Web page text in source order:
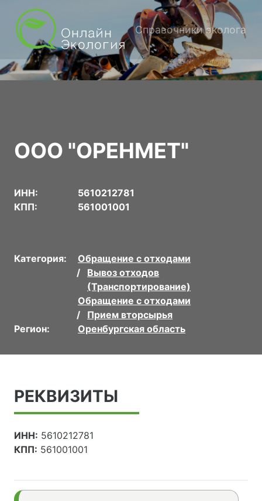
Справочники эколога
ООО "ОРЕНМЕТ"
ИНН:
5610212781
КПП:
561001001
Категория:
Обращение с отходами
Вывоз отходов
(Транспортирование)
Обращение с отходами
Прием вторсырья
Регион:
Оренбургская область
РЕКВИЗИТЫ
ИНН: 5610212781
КПП: 561001001